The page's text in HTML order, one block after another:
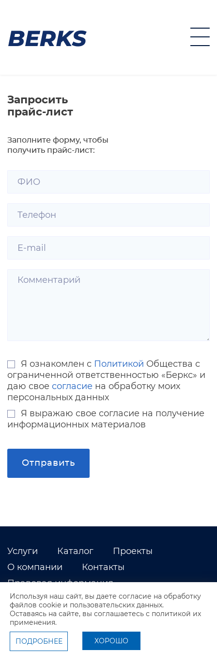
Запросить
прайс-лист
Заполните форму, чтобы
получить прайс-лист:
Я ознакомлен с Политикой Общества с
ограниченной ответственностью «Беркс» и
даю свое согласие на обработку моих
персональных данных
Я выражаю свое согласие на получение
информационных материалов
Отправить
Услуги Каталог
Проекты
О компании
Контакты
Правовая информация
© 2026, BERKS. Все права защищены.
Используя наш сайт, вы даете согласие на обработку
файлов cookie и пользовательских данных.
Оставаясь на сайте, вы соглашаетесь с политикой их
применения.
ПОДРОБНЕЕ ХОРОШО